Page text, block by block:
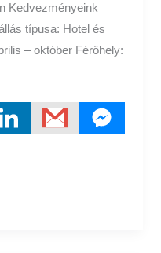
Kedvezményeink
típusa: Hotel és
– október Férőhely: